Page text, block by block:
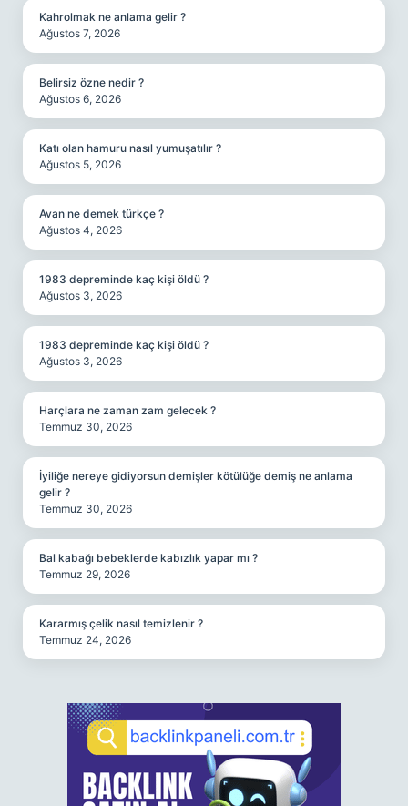
Kahrolmak ne anlama gelir ?
Ağustos 7, 2026
Belirsiz özne nedir ?
Ağustos 6, 2026
Katı olan hamuru nasıl yumuşatılır ?
Ağustos 5, 2026
Avan ne demek türkçe ?
Ağustos 4, 2026
1983 depreminde kaç kişi öldü ?
Ağustos 3, 2026
1983 depreminde kaç kişi öldü ?
Ağustos 3, 2026
Harçlara ne zaman zam gelecek ?
Temmuz 30, 2026
İyiliğe nereye gidiyorsun demişler kötülüğe demiş ne anlama
gelir ?
Temmuz 30, 2026
Bal kabağı bebeklerde kabızlık yapar mı ?
Temmuz 29, 2026
Kararmış çelik nasıl temizlenir ?
Temmuz 24, 2026